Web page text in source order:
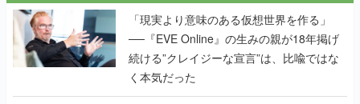
く本気だった
作り込みのすさまじさにコラボ先も驚嘆
──『Wizardry Variants Daphne』
×『FFXI』コラボが期間限定なのにジョブ